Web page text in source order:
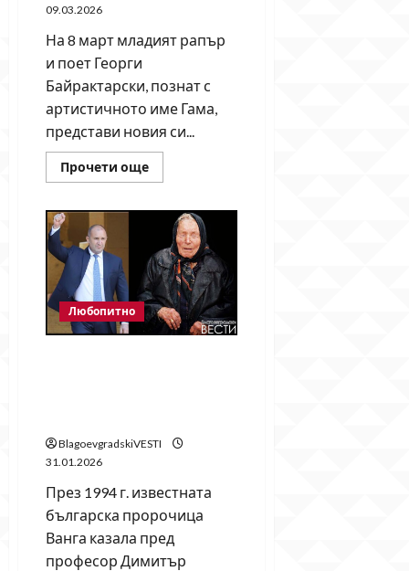
09.03.2026
На 8 март младият рапър
и поет Георги
Байрактарски, познат с
артистичното име Гама,
представи новия си...
Прочети ощеRead
more
пита:
„Какво
любовта?“
Любопитно
BlagoevgradskiVESTI
31.01.2026
През 1994 г. известната
българска пророчица
Ванга казала пред
професор Димитър